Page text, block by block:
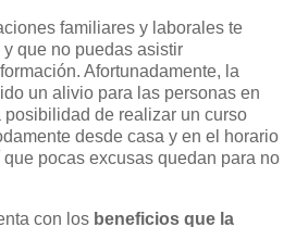
familiares y laborales te
que no puedas asistir
Afortunadamente, la
un alivio para las personas en
de realizar un curso
desde casa y en el horario
pocas excusas quedan para no
con los beneficios que la